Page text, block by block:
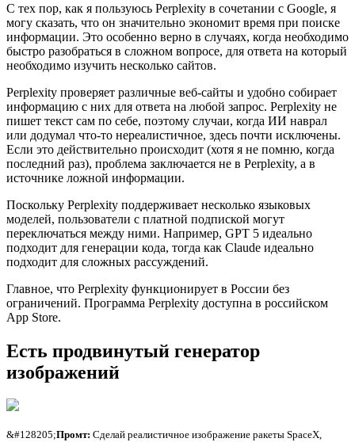
С тех пор, как я пользуюсь Perplexity в сочетании с Google, я
могу сказать, что он значительно экономит время при поиске
информации. Это особенно верно в случаях, когда необходимо
быстро разобраться в сложном вопросе, для ответа на который
необходимо изучить несколько сайтов.
Perplexity проверяет различные веб-сайты и удобно собирает
информацию с них для ответа на любой запрос. Perplexity не
пишет текст сам по себе, поэтому случаи, когда ИИ наврал
или додумал что-то нереалистичное, здесь почти исключены.
Если это действительно происходит (хотя я не помню, когда
последний раз), проблема заключается не в Perplexity, а в
источнике ложной информации.
Поскольку Perplexity поддерживает несколько языковых
моделей, пользователи с платной подпиской могут
переключаться между ними. Например, GPT 5 идеально
подходит для генерации кода, тогда как Claude идеально
подходит для сложных рассуждений.
Главное, что Perplexity функционирует в России без
ограничений. Программа Perplexity доступна в российском
App Store.
Есть продвинутый генератор
изображений
&#128205;Промт: Сделай реалистичное изображение ракеты SpaceX,